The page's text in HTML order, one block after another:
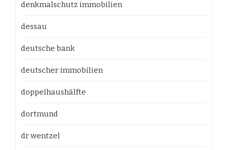
denkmalschutz immobilien
dessau
deutsche bank
deutscher immobilien
doppelhaushälfte
dortmund
dr wentzel